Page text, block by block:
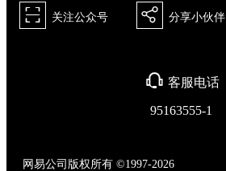
򰀁 关注公众号 򰀂 分享小伙伴
򰀃 客服电话
95163555-1
网易公司版权所有 ©1997-2026